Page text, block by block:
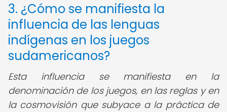
3. ¿Cómo se manifiesta la
influencia de las lenguas
indígenas en los juegos
sudamericanos?
Esta influencia se manifiesta en la
denominación de los juegos, en las reglas y en
la cosmovisión que subyace a la práctica de